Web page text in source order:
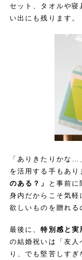
セット、タオルや
い出にも残ります。
「ありきたりかな…
を活用する手もあり
のある？」
と事前に
身内だからこそ気軽
欲しいものを贈れる
最後に、特別感と実
の結婚祝いは「友人
り、でも堅苦しす